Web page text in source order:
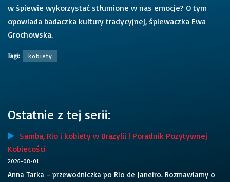
w śpiewie wykorzystać stłumione w nas emocje? O tym
opowiada badaczka kultury tradycyjnej, śpiewaczka Ewa
Grochowska.
Tagi: kobiety
Ostatnie z tej serii:
Samba, Rio i kobiety w Brazylii | Poradnik Pozytywnej
Kobiecości
2026-08-01
Anna Tarka – przewodniczka po Rio de Janeiro. Rozmawiamy o